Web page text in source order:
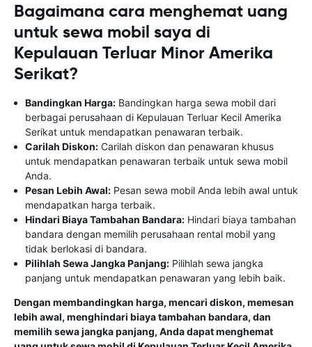
Bagaimana cara menghemat uang
untuk sewa mobil saya di
Kepulauan Terluar Minor Amerika
Serikat?
Bandingkan Harga: Bandingkan harga sewa mobil dari
berbagai perusahaan di Kepulauan Terluar Kecil Amerika
Serikat untuk mendapatkan penawaran terbaik.
Carilah Diskon: Carilah diskon dan penawaran khusus
untuk mendapatkan penawaran terbaik untuk sewa mobil
Anda.
Pesan Lebih Awal: Pesan sewa mobil Anda lebih awal untuk
mendapatkan harga terbaik.
Hindari Biaya Tambahan Bandara: Hindari biaya tambahan
bandara dengan memilih perusahaan rental mobil yang
tidak berlokasi di bandara.
Pilihlah Sewa Jangka Panjang: Pilihlah sewa jangka
panjang untuk mendapatkan penawaran yang lebih baik.
Dengan membandingkan harga, mencari diskon, memesan
lebih awal, menghindari biaya tambahan bandara, dan
memilih sewa jangka panjang, Anda dapat menghemat